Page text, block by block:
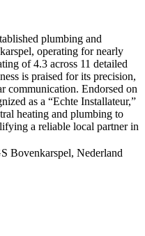
plumbing and
operating for nearly
of 4.3 across 11 detailed
is praised for its precision,
communication. Endorsed on
as a “Echte Installateur,”
heating and plumbing to
a reliable local partner in
Bovenkarspel, Nederland